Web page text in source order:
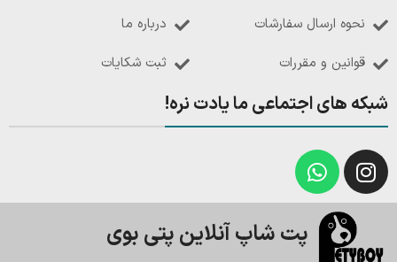
نحوه ارسال سفارشات
قوانین و مقررات
درباره ما
ثبت شکایات
شبکه های اجتماعی ما یادت نره!
پت شاپ آنلاین پتی بوی